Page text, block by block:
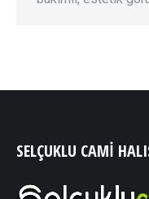
SELÇUKLU CAMI